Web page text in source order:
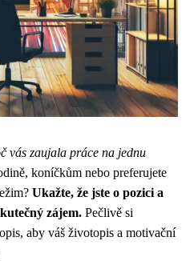
vás zaujala práce na jednu
koníčkům nebo preferujete
Ukažte, že jste o pozici a
zájem. Pečlivě si
aby váš životopis a motivační